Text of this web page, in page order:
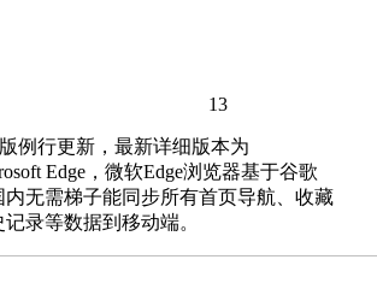
13
例行更新，最新详细版本为
Edge，微软Edge浏览器基于谷歌
内无需梯子能同步所有首页导航、收藏
录等数据到移动端。